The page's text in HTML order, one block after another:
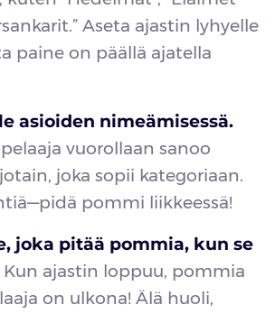
Aseta ajastin lyhyelle
paine on päällä ajatella
asioiden nimeämisessä.
vuorollaan sanoo
joka sopii kategoriaan.
pommi liikkeessä!
joka pitää pommia, kun se
Kun ajastin loppuu, pommia
on ulkona! Älä huoli,